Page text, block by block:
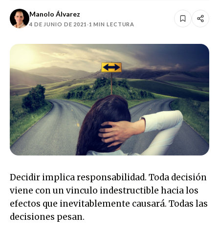
Manolo Álvarez
4 DE JUNIO DE 2021 ·1 MIN LECTURA
Decidir implica responsabilidad. Toda decisión
viene con un vinculo indestructible hacia los
efectos que inevitablemente causará. Todas las
decisiones pesan.